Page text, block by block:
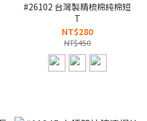
#26102 台灣製精梳棉純棉短
T
NT$280
NT$450